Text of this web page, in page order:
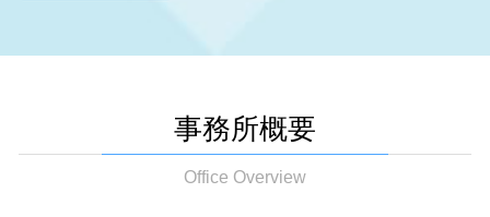
事務所概要
Office Overview